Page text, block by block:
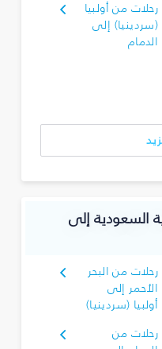
رحلات من أولبيا
(سردينيا) إلى
الدمام
السعودية إلى
رحلات من البحر
الأحمر إلى
أولبيا (سردينيا)
رحلات من